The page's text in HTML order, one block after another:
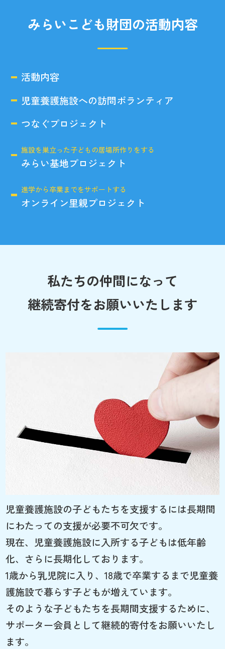
みらいこども財団の活動内容
活動内容
児童養護施設への訪問ボランティア
つなぐプロジェクト
施設を巣立った子どもの居場所作りをする
みらい基地プロジェクト
進学から卒業までをサポートする
オンライン里親プロジェクト
私たちの仲間になって
継続寄付をお願いいたします
児童養護施設の子どもたちを支援するには長期間
にわたっての支援が必要不可欠です。
現在、児童養護施設に入所する子どもは低年齢
化、さらに長期化しております。
1歳から乳児院に入り、18歳で卒業するまで児童養
護施設で暮らす子どもが増えています。
そのような子どもたちを長期間支援するために、
サポーター会員として継続的寄付をお願いいたし
ます。